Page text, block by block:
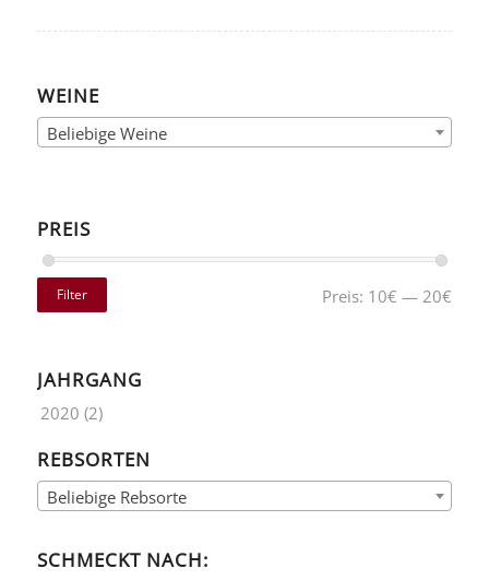
WEINE
Beliebige Weine
PREIS
Filter Preis: 10€ — 20€
JAHRGANG
2020 (2)
REBSORTEN
Beliebige Rebsorte
SCHMECKT NACH: